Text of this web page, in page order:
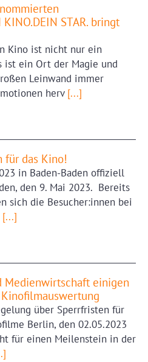
STAR. bringt
Kino ist nicht nur ein
ist ein Ort der Magie und
Leinwand immer
herv[...]
für das Kino!
in Baden-Baden offiziell
den 9. Mai 2023. Bereits
sich die Besucher:innen bei
[...]
Medienwirtschaft einigen
über Sperrfristen für
Berlin, den 02.05.2023
für einen Meilenstein in der